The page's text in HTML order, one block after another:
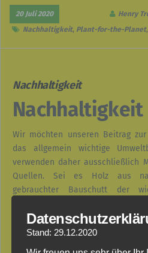
20 Juli 2020 Henry
Nachhaltigkeit, Plant-for-the-Planet,
Nachhaltigkeit
Nachhaltigkeit
Wir möchten unseren Beitrag
das allgemein wichtige
verwenden daher ausschließlich
Quellen. Sei es Holz aus
gebrauchter Bauschutt der
Kunststoffprodukten. Außerdem
Projekte zum Schutz der
Stand: 29.12.2020